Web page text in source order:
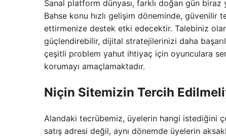
Sanal platform dünyası, farklı doğan gün
Bahse konu hızlı gelişim döneminde,
ettirmenize destek etki edecektir. Talebiniz
güçlendirebilir, dijital stratejilerinizi daha
çeşitli problem yahut ihtiyaç için oyunculara
korumayı amaçlamaktadır.
Niçin Sitemizin Tercih
Alandaki tecrübemiz, üyelerin hangi istediğini
satış adresi değil, aynı dönemde üyelerin